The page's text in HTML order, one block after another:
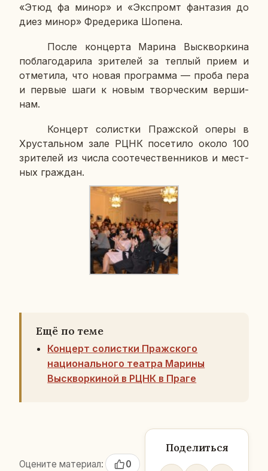
«Этюд фа минор» и «Экс­промт фан­та­зия до
диез минор» Фре­де­ри­ка Шопена.
После кон­цер­та Марина Вы­сквор­ки­на
по­бла­го­да­ри­ла зри­те­лей за теплый прием и
от­ме­ти­ла, что новая про­грам­ма — проба пера
и первые шаги к новым твор­че­ским вер­ши­
нам.
Кон­церт со­лист­ки Праж­ской оперы в
Хру­сталь­ном зале РЦНК по­се­ти­ло около 100
зри­те­лей из числа со­оте­че­ствен­ни­ков и мест­
ных граж­дан.
Ещё по теме
Концерт солистки Пражского
национального театра Марины
Выскворкиной в РЦНК в Праге
Оцените материал:
0
Поделиться